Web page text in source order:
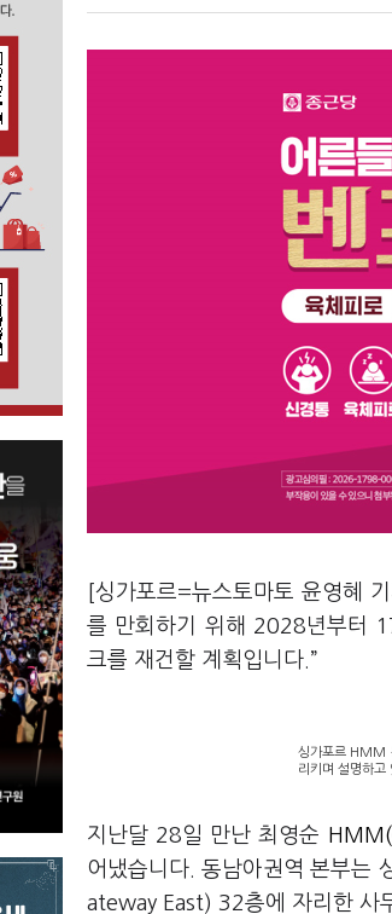
[싱가포르=뉴스토마토 윤영혜
를 만회하기 위해 2028년부터
크를 재건할 계획입니다.”
싱가포르 HMM
리키며 설명하고
지난달 28일 만난 최영순
어냈습니다. 동남아권역 본부는
ateway East) 32층에 자리한 사